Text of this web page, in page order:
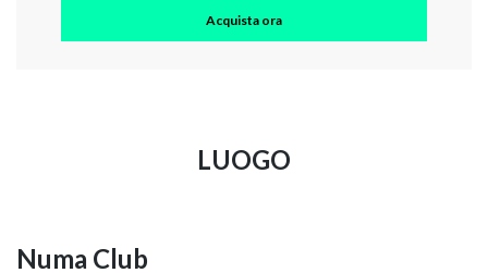
Acquista ora
LUOGO
Numa Club